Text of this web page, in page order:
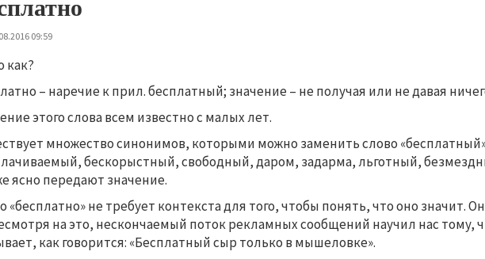
09:59
как?
– наречие к прил. бесплатный; значение – не получая или не давая
этого слова всем известно с малых лет.
множество синонимов, которыми можно заменить слово
бескорыстный, свободный, даром, задарма, льготный,
ясно передают значение.
«бесплатно» не требует контекста для того, чтобы понять, что оно значит.
на это, нескончаемый поток рекламных сообщений научил нас тому,
как говорится: «Бесплатный сыр только в мышеловке».